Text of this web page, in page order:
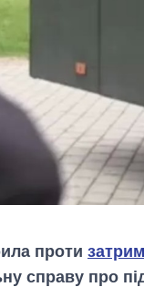
проти
справу про